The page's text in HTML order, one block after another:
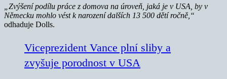
„Zvýšení podílu práce z domova na úroveň, jaká je v USA, by v
Německu mohlo vést k narození dalších 13 500 dětí ročně,“
odhaduje Dolls.
Viceprezident Vance plní sliby a
zvyšuje porodnost v USA